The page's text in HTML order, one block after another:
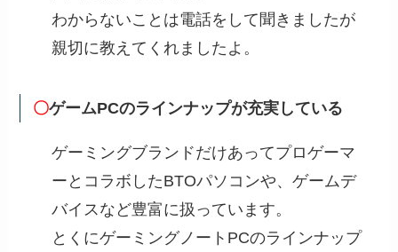
わからないことは電話をして聞きましたが
親切に教えてくれましたよ。
〇ゲームPCのラインナップが充実している
ゲーミングブランドだけあってプロゲーマ
ーとコラボしたBTOパソコンや、ゲームデ
バイスなど豊富に扱っています。
とくにゲーミングノートPCのラインナップ